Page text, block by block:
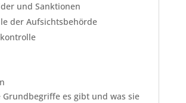
und Sanktionen
der Aufsichtsbehörde
Grundbegriffe es gibt und was sie